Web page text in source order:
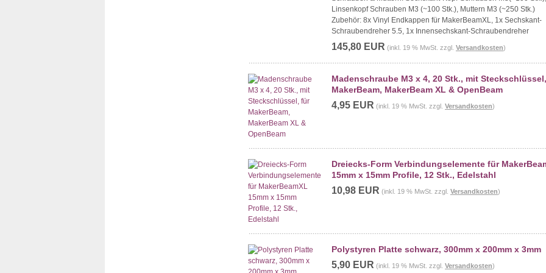
Linsenkopf Schrauben M3 (~100 Stk.), Muttern M3 (~250 Stk.)
Zubehör: 8x Vinyl Endkappen für MakerBeamXL, 1x Sechskant-
Schraubendreher 5.5, 1x Innensechskant-Schraubendreher
145,80 EUR (inkl. 19 % MwSt. zzgl. Versandkosten)
Madenschraube M3 x 4, 20 Stk., mit
MakerBeam, MakerBeam XL & OpenBeam
4,95 EUR (inkl. 19 % MwSt. zzgl. Versandkosten)
Dreiecks-Form Verbindungselemente für
15mm x 15mm Profile, 12 Stk., Edelstahl
10,98 EUR (inkl. 19 % MwSt. zzgl. Versandkosten)
Polystyren Platte schwarz, 300mm x 200mm x 3mm
5,90 EUR (inkl. 19 % MwSt. zzgl. Versandkosten)